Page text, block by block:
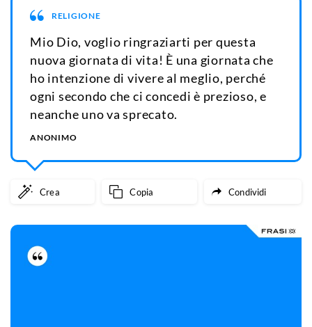
RELIGIONE
Mio Dio, voglio ringraziarti per questa
nuova giornata di vita! È una giornata che
ho intenzione di vivere al meglio, perché
ogni secondo che ci concedi è prezioso, e
neanche uno va sprecato.
ANONIMO
Crea Copia Condividi